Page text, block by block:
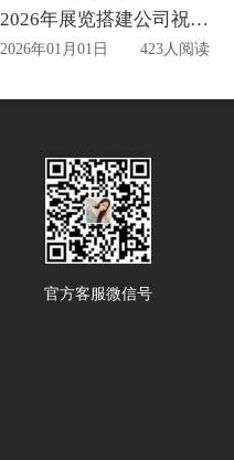
2026年展览搭建公司祝您元旦快乐
2026年01月01日 423人阅读
官方客服微信号